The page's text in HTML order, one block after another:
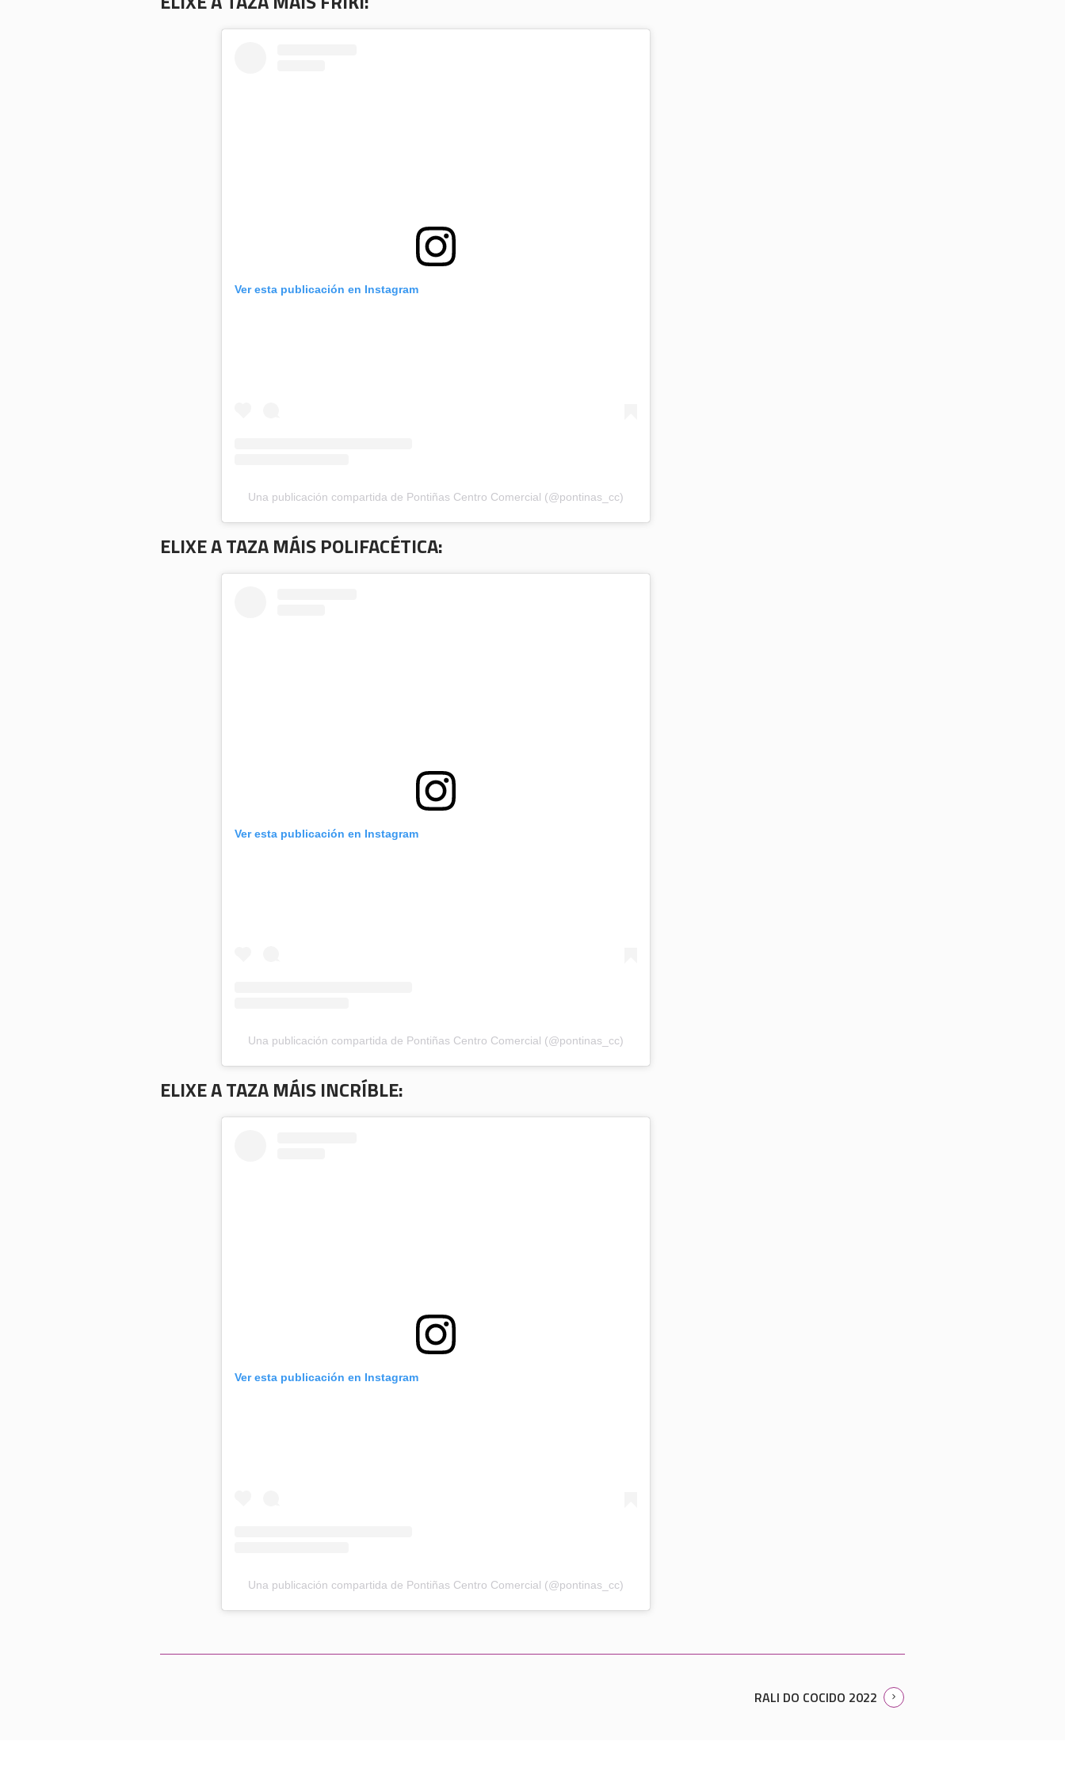
Ver esta publicación en Instagram
Una publicación compartida de Pontiñas Centro Comercial (@pontinas_cc)
ELIXE A TAZA MÁIS POLIFACÉTICA:
Ver esta publicación en Instagram
Una publicación compartida de Pontiñas Centro Comercial (@pontinas_cc)
ELIXE A TAZA MÁIS INCRÍBLE:
Ver esta publicación en Instagram
Una publicación compartida de Pontiñas Centro Comercial (@pontinas_cc)
RALI DO COCIDO 2022